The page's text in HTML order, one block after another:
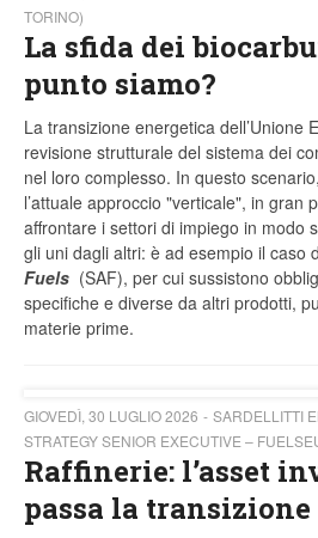
TORINO)
La sfida dei
punto siamo?
La transizione energetica dell’Unione
revisione strutturale del sistema dei
nel loro complesso. In questo
l’attuale approccio "verticale", in gran
affrontare i settori di impiego in modo
gli uni dagli altri: è ad esempio il caso
Fuels (SAF), per cui sussistono
specifiche e diverse da altri prodotti,
materie prime.
GIOVEDÌ, 30 LUGLIO 2026
SARDELLITTI
STRATEGY SENIOR EXECUTIVE –
Raffinerie: l’asset
passa la